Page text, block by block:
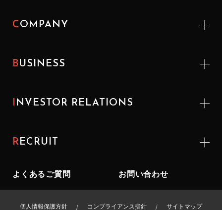
COMPANY
BUSINESS
INVESTOR RELATIONS
RECRUIT
よくあるご質問 お問い合わせ
個人情報保護方針 コンプライアンス指針 サイトマップ